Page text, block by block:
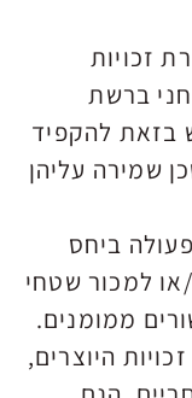
זכויות
ברשת
בזאת להקפיד
שמירה עליהן
ביחס
למכור שטחי
ממומנים.
היוצרים,